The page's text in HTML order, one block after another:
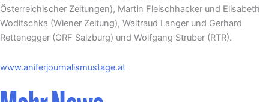
Österreichischer Zeitungen), Martin Fleischhacker und Elisabeth
Woditschka (Wiener Zeitung), Waltraud Langer und Gerhard
Rettenegger (ORF Salzburg) und Wolfgang Struber (RTR).
www.aniferjournalismustage.at